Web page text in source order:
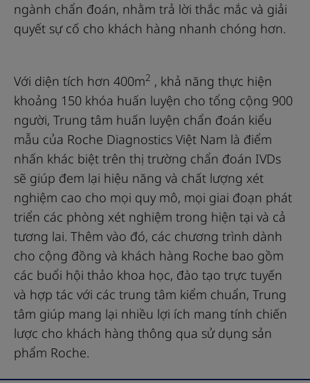
ngành chẩn đoán, nhằm trả lời thắc mắc và giải
quyết sự cố cho khách hàng nhanh chóng hơn.
Với diện tích hơn 400m2 , khả năng thực hiện
khoảng 150 khóa huấn luyện cho tổng cộng 900
người, Trung tâm huấn luyện chẩn đoán kiểu
mẫu của Roche Diagnostics Việt Nam là điểm
nhấn khác biệt trên thị trường chẩn đoán IVDs
sẽ giúp đem lại hiệu năng và chất lượng xét
nghiệm cao cho mọi quy mô, mọi giai đoạn phát
triển các phòng xét nghiệm trong hiện tại và cả
tương lai. Thêm vào đó, các chương trình dành
cho cộng đồng và khách hàng Roche bao gồm
các buổi hội thảo khoa học, đào tạo trực tuyến
và hợp tác với các trung tâm kiểm chuẩn, Trung
tâm giúp mang lại nhiều lợi ích mang tính chiến
lược cho khách hàng thông qua sử dụng sản
phẩm Roche.